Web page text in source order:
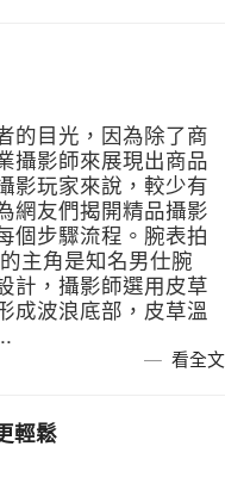
的目光，因為除了商
攝影師來展現出商品
影玩家來說，較少有
網友們揭開精品攝影
個步驟流程。腕表拍
主角是知名男仕腕
計，攝影師選用皮草
成波浪底部，皮草溫
看全文
輕鬆